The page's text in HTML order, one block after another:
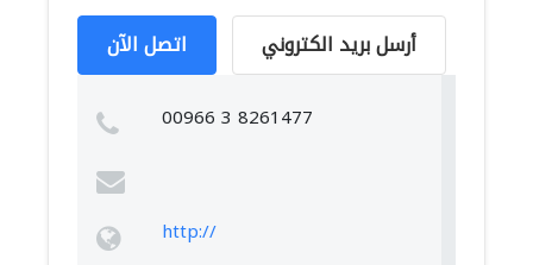
اتصل الآن أرسل بريد الكتروني
00966 3 8261477
http://